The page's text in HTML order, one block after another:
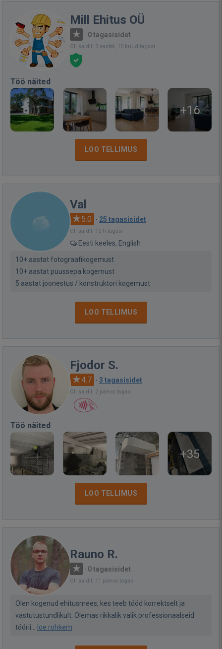
Mill Ehitus OÜ
· 0 tagasisidet
Oli saidil: 3 aastat, 10 kuud tagasi
Töö näited
+16
LOO TELLIMUS
Val
5.0 · 25 tagasisidet
Oli saidil: 10 h tagasi
Eesti keeles, English
10+ aastat fotograafikogemust
10+ aastat puussepa kogemust
5 aastat joonestus / konstruktori kogemust
LOO TELLIMUS
Fjodor S.
4.7 · 3 tagasisidet
Oli saidil: 2 päeva tagasi
Töö näited
+35
LOO TELLIMUS
Rauno R.
· 0 tagasisidet
Oli saidil: 11 päeva tagasi
Olen kogenud ehitusmees, kes teeb tööd korrektselt ja
vastutustundlikult. Olemas rikkalik valik professionaalseid
töörii...
loe rohkem